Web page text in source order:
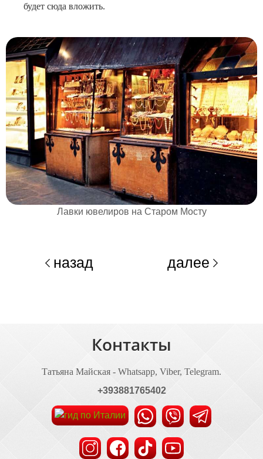
будет сюда вложить.
Лавки ювелиров на Старом Мосту
назад далее
Контакты
Татьяна Майская - Whatsapp, Viber, Telegram.
+393881765402